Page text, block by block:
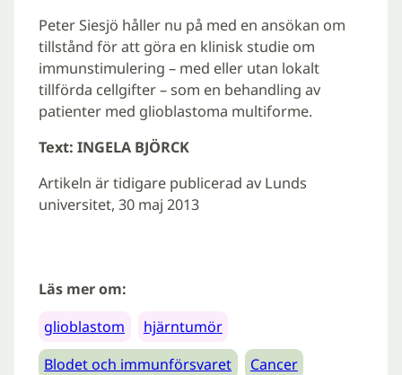
Peter Siesjö håller nu på med en ansökan om
tillstånd för att göra en klinisk studie om
immunstimulering – med eller utan lokalt
tillförda cellgifter – som en behandling av
patienter med glioblastoma multiforme.
Text: INGELA BJÖRCK
Artikeln är tidigare publicerad av Lunds
universitet, 30 maj 2013
Läs mer om:
glioblastom
hjärntumör
Blodet och immunförsvaret
Cancer